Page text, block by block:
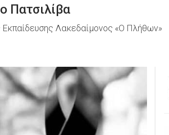
Πατσιλίβα
Λακεδαίμονος «Ο Πλήθων»